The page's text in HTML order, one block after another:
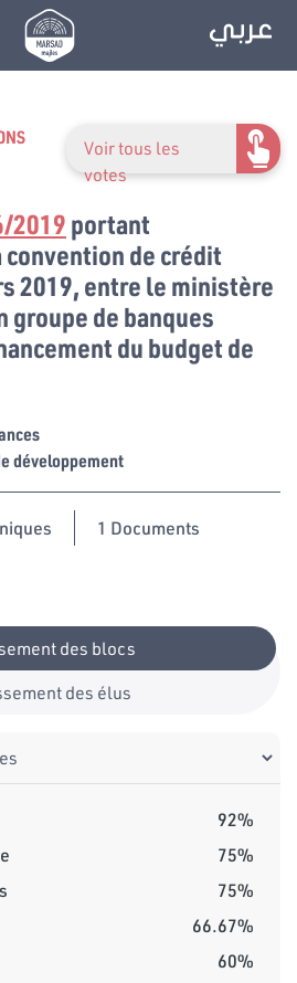
Voir tous les
votes
des blocs
des élus
92%
75%
75%
66.67%
60%
2019portant
de crédit
2019, entre le ministère
groupe de banques
du budget de
développement
1 Documents